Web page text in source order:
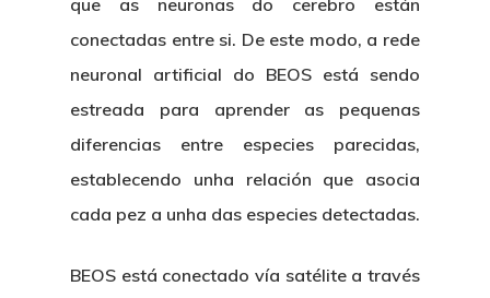
que as neuronas do cerebro están
conectadas entre si. De este modo, a rede
neuronal artificial do BEOS está sendo
estreada para aprender as pequenas
diferencias entre especies parecidas,
establecendo unha relación que asocia
cada pez a unha das especies detectadas.
BEOS está conectado vía satélite a través